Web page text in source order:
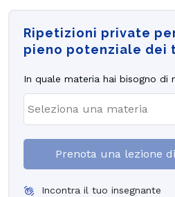
Ripetizioni private
pieno potenziale dei
In quale materia hai bisogno di
Prenota una lezione
Incontra il tuo insegnante